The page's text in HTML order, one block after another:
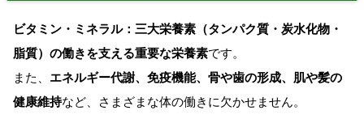
ビタミン・ミネラル：三大栄養素（タンパク質・炭水化物・
脂質）の働きを支える重要な栄養素です。
また、 エネルギー代謝、免疫機能、骨や歯の形成、肌や髪の
健康維持など、さまざまな体の働きに欠かせません。